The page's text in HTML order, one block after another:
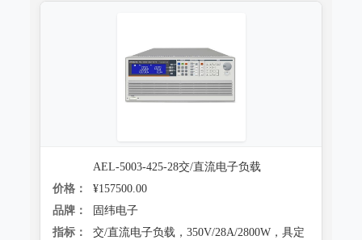
AEL-5003-425-28交/直流电子负载
价格：
¥157500.00
品牌：
固纬电子
指标：
交/直流电子负载，350V/28A/2800W，具定